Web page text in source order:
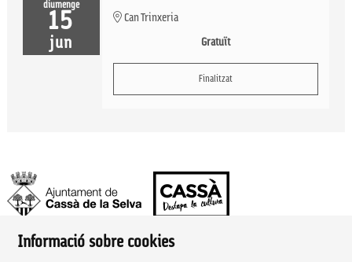
diumenge
15
jun
Can Trinxeria
Gratuït
Finalitzat
Informació sobre cookies